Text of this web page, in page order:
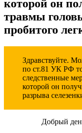
которой он
травмы
пробитого
Здравствуйте.
по ст.81 УК РФ
следственные
которой он
разрыва
Добрый